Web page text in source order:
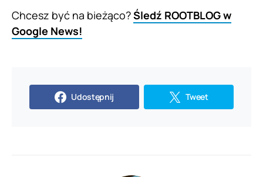
Chcesz być na bieżąco?Śledź ROOTBLOG w
Google News!
Udostępnij Tweet